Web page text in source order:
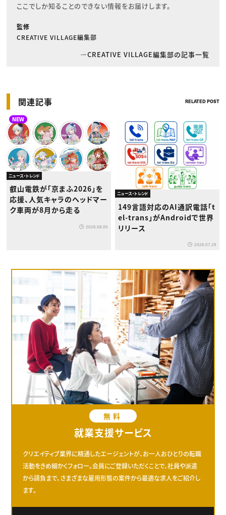
ここでしか知ることのできない情報をお届けします。
監修
CREATIVE VILLAGE編集部
CREATIVE VILLAGE編集部の記事一覧
関連記事 RELATED POST
NEW
ニュース・トレンド
叡山電鉄が「京まふ2026」を
応援、人気キャラのヘッドマー
ク車両が8月から走る
2026.08.05
ニュース・トレンド
149言語対応のAI通訳電話「t
el-trans」がAndroidで世界
リリース
2026.07.29
無料
就業支援サービス
クリエイティブ業界に精通したエージェントが、お一人おひとりの転職
活動をきめ細かくフォロー。会員にご登録いただくことで、社員や派遣
から請負まで、さまざまな雇用形態の案件から最適な求人をご紹介し
ます。